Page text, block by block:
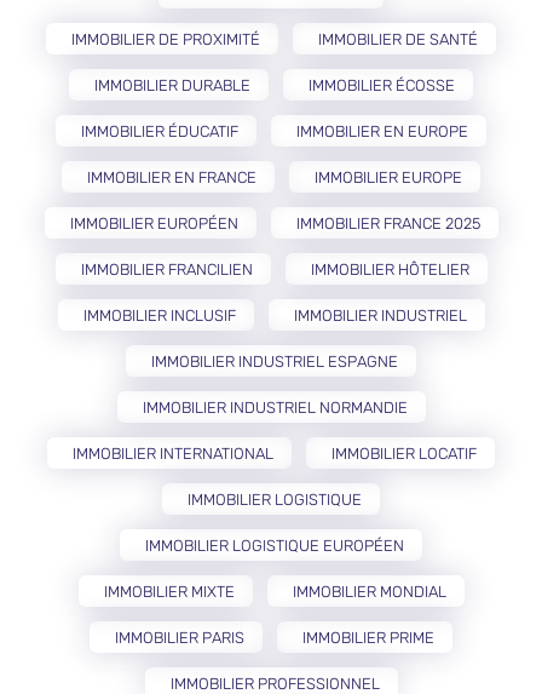
IMMOBILIER DE PROXIMITÉ IMMOBILIER DE SANTÉ
IMMOBILIER DURABLE IMMOBILIER ÉCOSSE
IMMOBILIER ÉDUCATIF IMMOBILIER EN EUROPE
IMMOBILIER EN FRANCE IMMOBILIER EUROPE
IMMOBILIER EUROPÉEN IMMOBILIER FRANCE 2025
IMMOBILIER FRANCILIEN IMMOBILIER HÔTELIER
IMMOBILIER INCLUSIF IMMOBILIER INDUSTRIEL
IMMOBILIER INDUSTRIEL ESPAGNE
IMMOBILIER INDUSTRIEL NORMANDIE
IMMOBILIER INTERNATIONAL IMMOBILIER LOCATIF
IMMOBILIER LOGISTIQUE
IMMOBILIER LOGISTIQUE EUROPÉEN
IMMOBILIER MIXTE IMMOBILIER MONDIAL
IMMOBILIER PARIS IMMOBILIER PRIME
IMMOBILIER PROFESSIONNEL